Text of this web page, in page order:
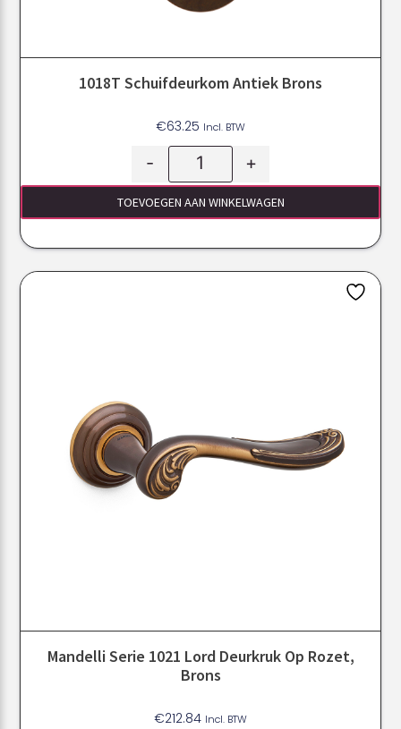
1018T Schuifdeurkom Antiek Brons
€63.25 Incl. BTW
- +
TOEVOEGEN AAN WINKELWAGEN
Mandelli Serie 1021 Lord Deurkruk Op Rozet,
Brons
€212.84 Incl. BTW